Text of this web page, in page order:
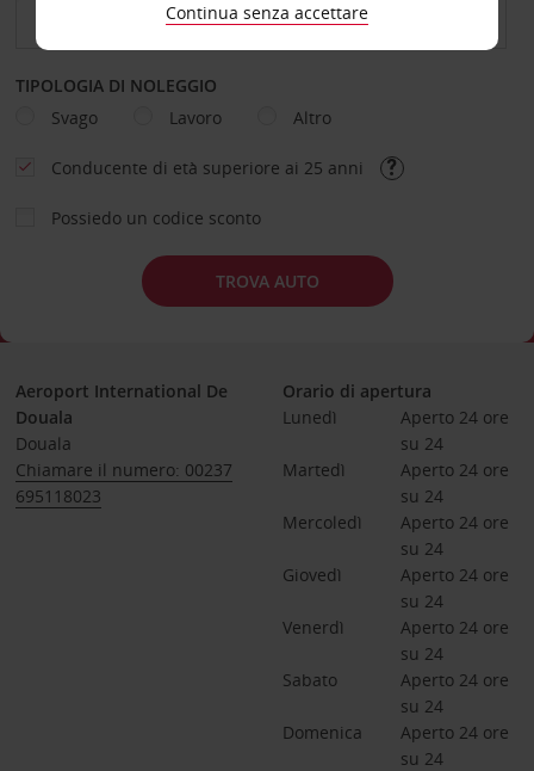
TIPOLOGIA DI NOLEGGIO
Svago
Lavoro Altro
Conducente di età superiore ai 25 anni
Possiedo un codice sconto
TROVA AUTO
Aeroport International De
Douala
Douala
Chiamare il numero: 00237
695118023
Orario di apertura
Lunedì
Aperto 24 ore
su 24
Martedì
Aperto 24 ore
su 24
Mercoledì
Aperto 24 ore
su 24
Giovedì
Aperto 24 ore
su 24
Venerdì
Aperto 24 ore
su 24
Sabato
Aperto 24 ore
su 24
Domenica
Aperto 24 ore
su 24
Continua senza accettare